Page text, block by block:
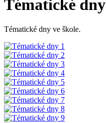
Tématické dny
Tématické dny ve škole.